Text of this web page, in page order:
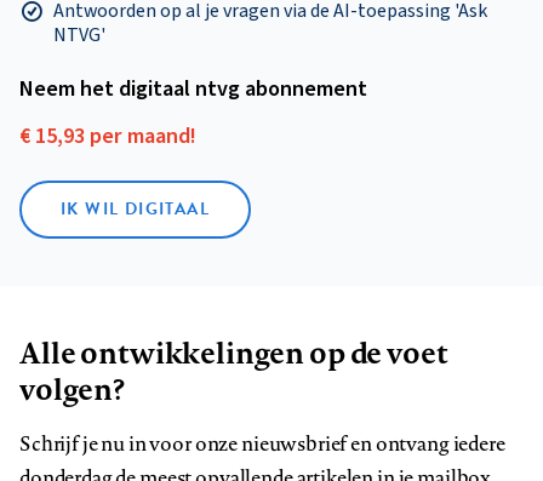
Antwoorden op al je vragen via de AI-toepassing 'Ask
NTVG'
Neem het digitaal ntvg abonnement
€ 15,93 per maand!
IK WIL DIGITAAL
Alle ontwikkelingen op de voet
volgen?
Schrijf je nu in voor onze nieuwsbrief en ontvang iedere